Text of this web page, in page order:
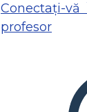
Conectați-vă
profesor